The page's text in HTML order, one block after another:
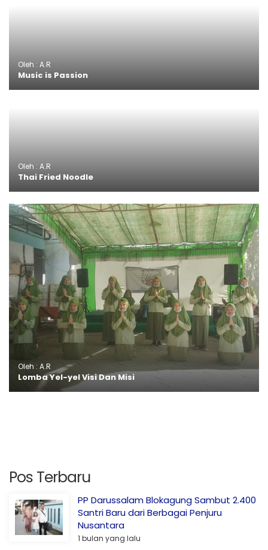
Oleh : A.R
Music is Passion
Oleh : A.R
Thai Fried Noodle
Oleh : A.R
Lomba Yel-yel Visi Dan Misi
Pos Terbaru
PP Darussalam Blokagung Sambut 2.400
Santri Baru dari Berbagai Penjuru
Nusantara
1 bulan yang lalu